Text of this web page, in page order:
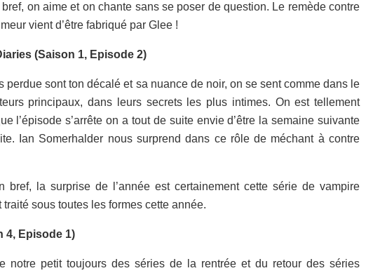
bref, on aime et on chante sans se poser de question. Le remède contre
vient d’être fabriqué par Glee !
(Saison 1, Episode 2)
perdue sont ton décalé et sa nuance de noir, on se sent comme dans le
principaux, dans leurs secrets les plus intimes. On est tellement
l’épisode s’arrête on a tout de suite envie d’être la semaine suivante
Ian Somerhalder nous surprend dans ce rôle de méchant à contre
bref, la surprise de l’année est certainement cette série de vampire
traité sous toutes les formes cette année.
4, Episode 1)
notre petit toujours des séries de la rentrée et du retour des séries